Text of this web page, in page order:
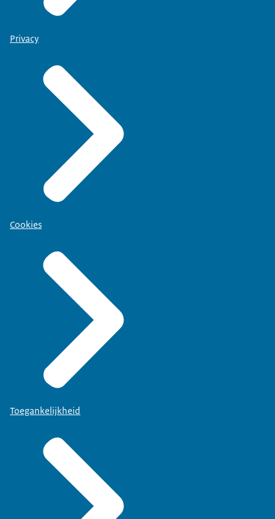
Privacy
Cookies
Toegankelijkheid